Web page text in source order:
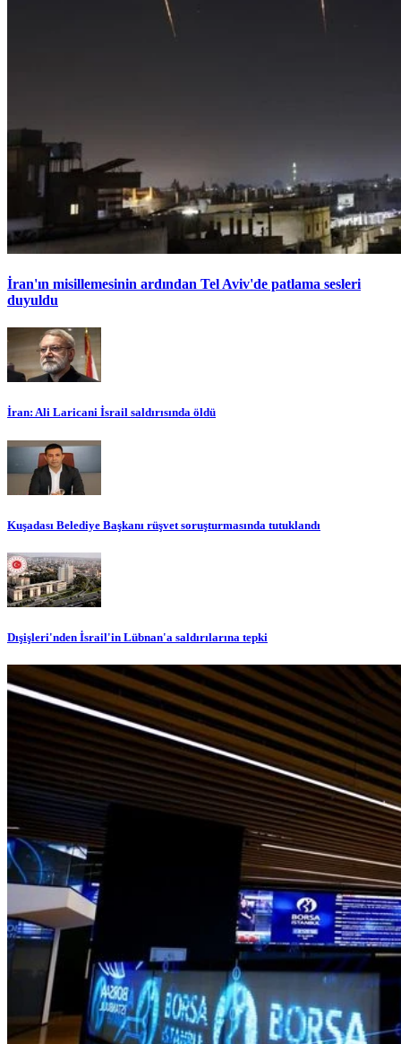
İran'ın misillemesinin ardından Tel Aviv'de patlama sesleri
duyuldu
İran: Ali Laricani İsrail saldırısında öldü
Kuşadası Belediye Başkanı rüşvet soruşturmasında tutuklandı
Dışişleri'nden İsrail'in Lübnan'a saldırılarına tepki